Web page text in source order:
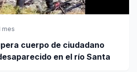
mes
cuerpo de ciudadano
reportado como desaparecido en el río Santa